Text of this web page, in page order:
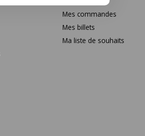
Mes commandes
Mes billets
Ma liste de souhaits